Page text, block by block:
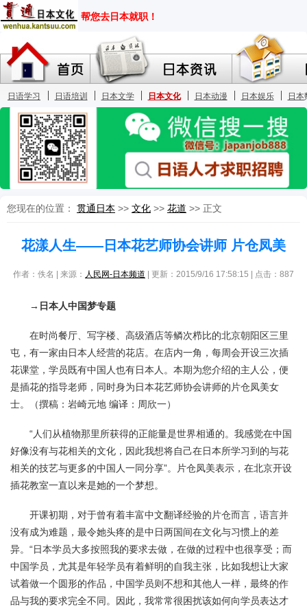
您现在的位置： 贯通日本 >> 文化 >> 花道 >> 正文
花漾人生——日本花艺师协会讲师 片仓凤美
作者：佚名 | 来源： 人民网-日本频道 | 更新：2015/9/16 17:58:15 | 点击： 887
→日本人中国梦专题
在时尚餐厅、写字楼、高级酒店等鳞次栉比的北京朝阳区三里
屯，有一家由日本人经营的花店。在店内一角，每周会开设三次插
花课堂，学员既有中国人也有日本人。本期为您介绍的主人公，便
是插花的指导老师，同时身为日本花艺师协会讲师的片仓凤美女
士。（撰稿：岩崎元地 编译：周欣一）
“人们从植物那里所获得的正能量是世界相通的。我感觉在中国
好像没有与花相关的文化，因此我想将自己在日本所学习到的与花
相关的技艺与更多的中国人一同分享”。片仓凤美表示，在北京开设
插花教室一直以来是她的一个梦想。
开课初期，对于曾有着丰富中文翻译经验的片仓而言，语言并
没有成为难题，最令她头疼的是中日两国间在文化与习惯上的差
异。“日本学员大多按照我的要求去做，在做的过程中也很享受；而
中国学员，尤其是年轻学员有着鲜明的自我主张，比如我想让大家
试着做一个圆形的作品，中国学员则不想和其他人一样，最终的作
品与我的要求完全不同。因此，我常常很困扰该如何向学员表达才